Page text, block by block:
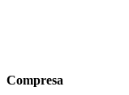
Compresa